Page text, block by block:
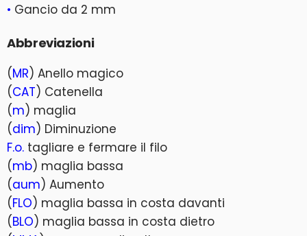
• Gancio da 2 mm
Abbreviazioni
(MR) Anello magico
(CAT) Catenella
(m) maglia
(dim) Diminuzione
F.o. tagliare e fermare il filo
(mb) maglia bassa
(aum) Aumento
(FLO) maglia bassa in costa davanti
(BLO) maglia bassa in costa dietro